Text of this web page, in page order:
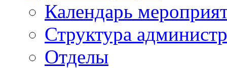
Календарь
Структура
Отделы